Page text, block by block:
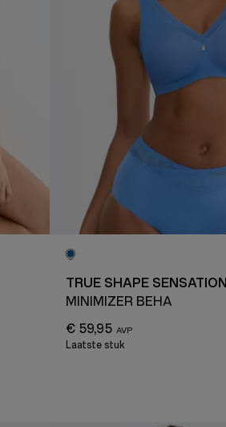
TRUE SHAPE SENSATION
MINIMIZER BEHA
€ 59,95
Laatste stuk